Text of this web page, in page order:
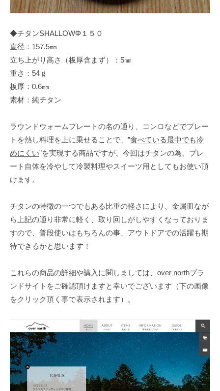
◆チタンSHALLOWΦ１５０
直径：157.5㎜
立ち上がり高さ（板厚含まず）：5㎜
重さ：54ｇ
板厚：0.6㎜
素材：純チタン
ラウンドウォームプレートの名の通り、コンロなどでプレー
トを熱し料理を上に乗せることで、”食べている最中でも冷
めにくい”を実現する商品ですが、今回はチタンの為、プレ
ート自体を冷やして冷製料理やスイーツ用としてもお使い頂
けます。
チタンの特徴の一つでもある比重の軽さにより、金属皿なが
ら上記の通り非常に軽く、取り回しがしやすくなっておりま
すので、普段使いはもちろんの事、アウトドアでの活躍も期
待できるかと思います！
これらの商品の詳細や購入に関しましては、over northブラ
ンドサイトをご確認頂けますと幸いでございます（下の画像
をクリック頂く事で表示されます）。